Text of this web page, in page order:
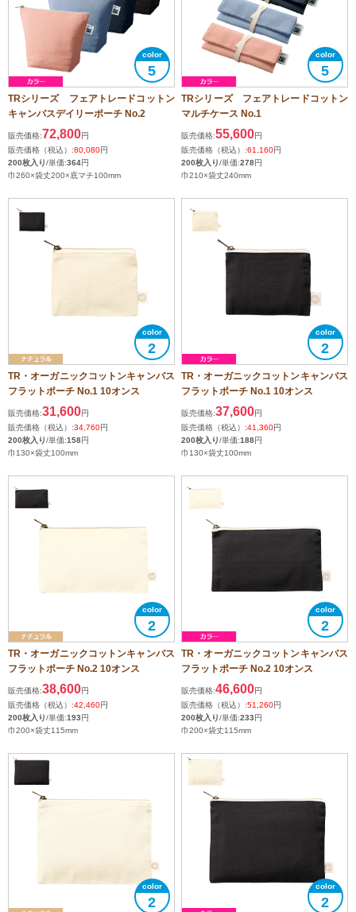
5
TRシリーズ フェアトレードコットン
キャンバスデイリーポーチ No.2
販売価格:72,800円
販売価格（税込）:80,080円
200枚入り/単価:364円
巾260×袋丈200×底マチ100mm
5
TRシリーズ フェアトレードコットン
マルチケース No.1
販売価格:55,600円
販売価格（税込）:61,160円
200枚入り/単価:278円
巾210×袋丈240mm
2
TR・オーガニックコットンキャンバス
フラットポーチ No.1 10オンス
販売価格:31,600円
販売価格（税込）:34,760円
200枚入り/単価:158円
巾130×袋丈100mm
2
TR・オーガニックコットンキャンバス
フラットポーチ No.1 10オンス
販売価格:37,600円
販売価格（税込）:41,360円
200枚入り/単価:188円
巾130×袋丈100mm
2
TR・オーガニックコットンキャンバス
フラットポーチ No.2 10オンス
販売価格:38,600円
販売価格（税込）:42,460円
200枚入り/単価:193円
巾200×袋丈115mm
2
TR・オーガニックコットンキャンバス
フラットポーチ No.2 10オンス
販売価格:46,600円
販売価格（税込）:51,260円
200枚入り/単価:233円
巾200×袋丈115mm
2 2